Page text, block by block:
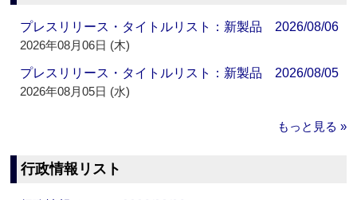
プレスリリース・タイトルリスト：新製品 2026/08/06
2026年08月06日 (木)
プレスリリース・タイトルリスト：新製品 2026/08/05
2026年08月05日 (水)
もっと見る »
行政情報リスト